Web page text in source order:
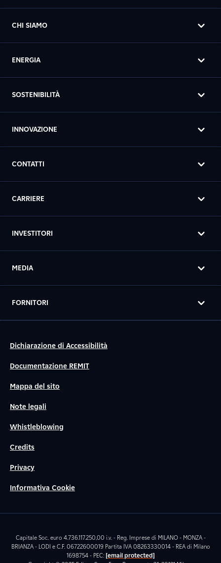
CHI SIAMO
ENERGIA
SOSTENIBILITÀ
INNOVAZIONE
CONTATTI
CARRIERE
INVESTITORI
MEDIA
FORNITORI
Dichiarazione di Accessibilità
Documentazione REMIT
Mappa del sito
Note legali
Whistleblowing
Credits
Privacy
Informativa Cookie
Capitale Soc. euro 4.736.117.250,00 i.v. - Reg. Imprese di MILANO - MONZA -
BRIANZA - LODI e C.F. 06722600019 Partita IVA 08263330014 - REA di Milano
1698754 - PEC: [email protected]